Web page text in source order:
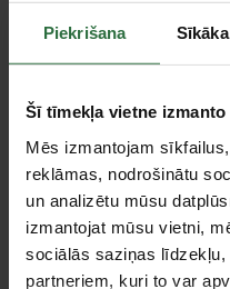
Piekrišana
Šī tīmekļa vietne
Mēs izmantojam
reklāmas, nodrošinātu
un analizētu mūsu
izmantojat mūsu vietni,
sociālās saziņas
partneriem, kuri to var
15,99 €